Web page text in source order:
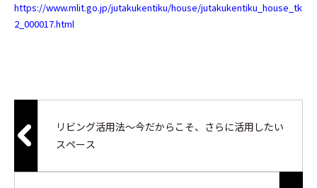
https://www.mlit.go.jp/jutakukentiku/house/jutakukentiku_house_tk
2_000017.html
リビング活用法～今だからこそ、さらに活用したい
スペース